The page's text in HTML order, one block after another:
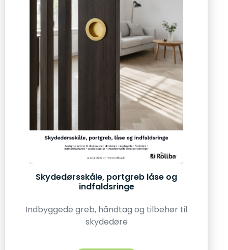
Skydedørsskåle, portgreb låse og
indfaldsringe
Indbyggede greb, håndtag og tilbehør til
skydedøre